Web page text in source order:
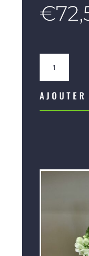
€
Pâques
avec
nid